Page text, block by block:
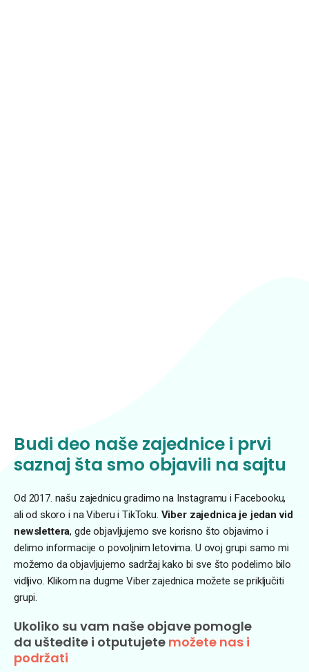
Budi deo naše zajednice i prvi
saznaj šta smo objavili na sajtu
Od 2017. našu zajednicu gradimo na Instagramu i Facebooku,
ali od skoro i na Viberu i TikToku. Viber zajednica je jedan vid
newslettera, gde objavljujemo sve korisno što objavimo i
delimo informacije o povoljnim letovima. U ovoj grupi samo mi
možemo da objavljujemo sadržaj kako bi sve što podelimo bilo
vidljivo. Klikom na dugme Viber zajednica možete se priključiti
grupi.
Ukoliko su vam naše objave pomogle
da uštedite i otputujete možete nas i
podržati